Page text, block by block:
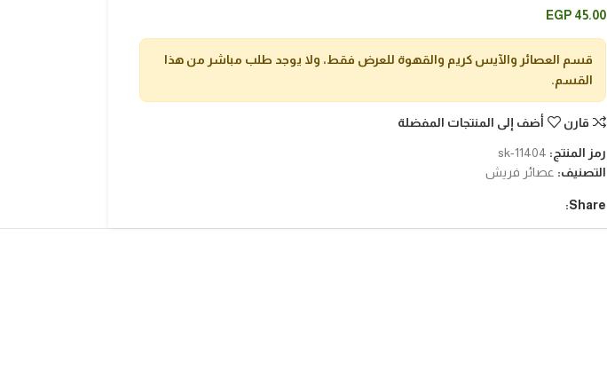
EGP 45.00
قسم العصائر والآيس كريم والقهوة للعرض فقط، ولا يوجد طلب مباشر من هذا
القسم.
قارن أضف إلى المنتجات المفضلة
رمز المنتج: sk-11404
التصنيف: عصائر فريش
Share: